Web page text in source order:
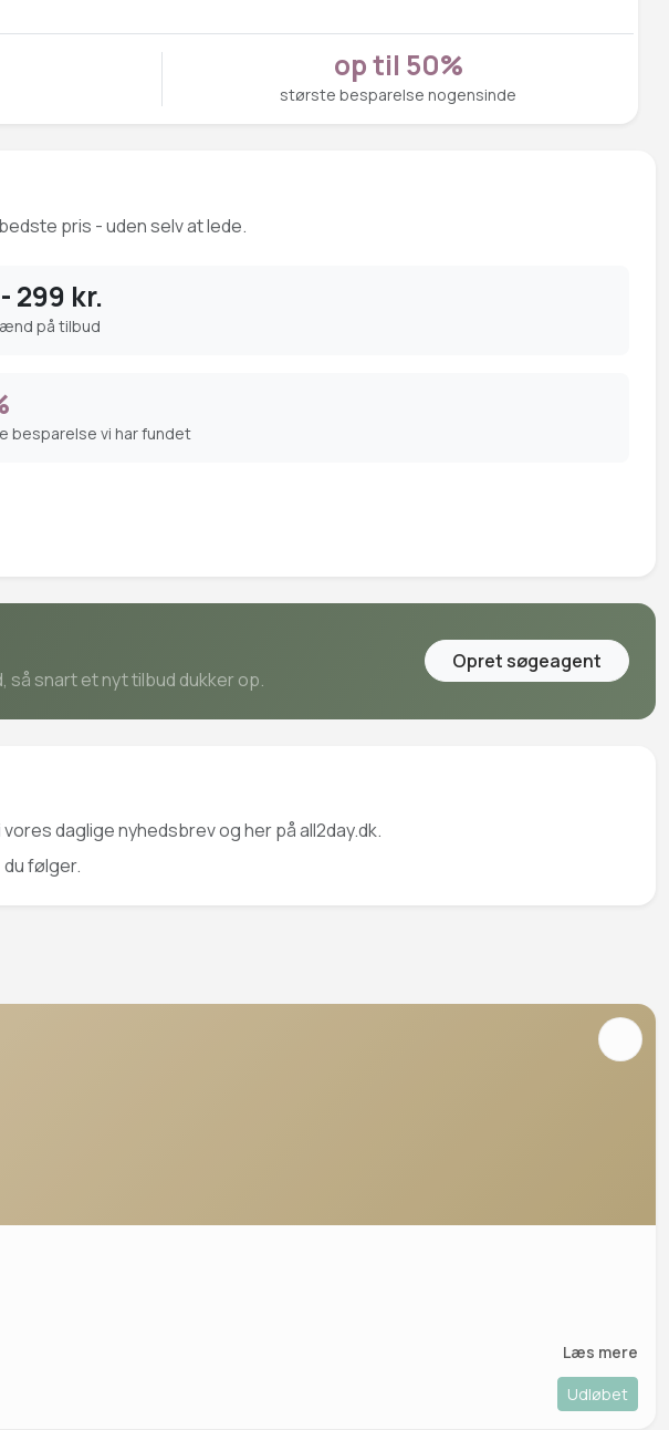
op til 50%
største besparelse nogensinde
pris - uden selv at lede.
299 kr.
på tilbud
besparelse vi har fundet
så snart et nyt tilbud dukker op.
Opret søgeagent
daglige nyhedsbrev og her på all2day.dk.
følger.
Læs mere
Udløbet